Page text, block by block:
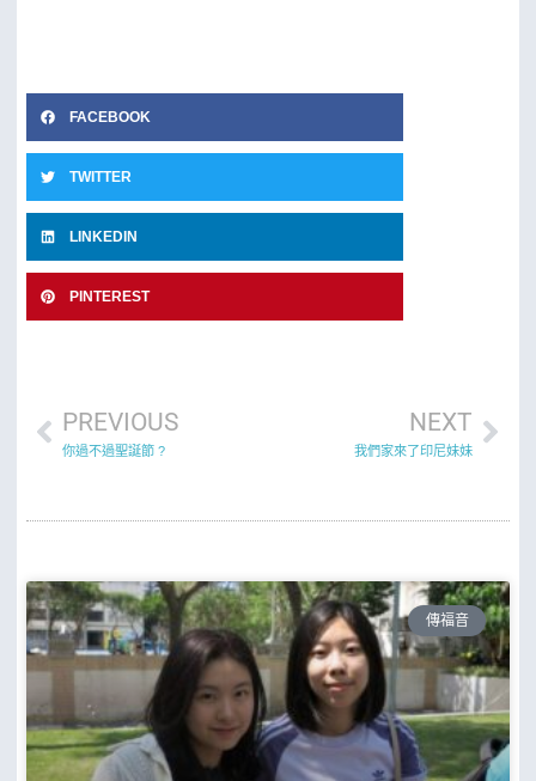
FACEBOOK
TWITTER
LINKEDIN
PINTEREST
PREVIOUS
你過不過聖誕節 ?
NEXT
我們家來了印尼妹妹
傳福音